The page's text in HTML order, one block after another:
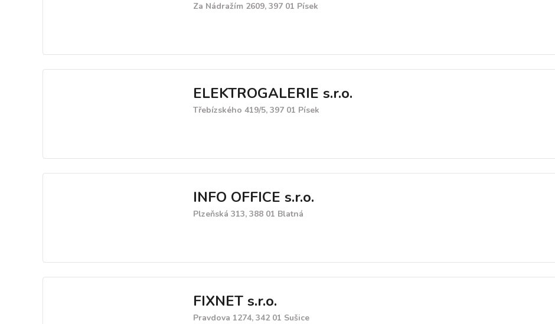
Za Nádražím 2609, 397 01 Písek
ELEKTROGALERIE s.r.o.
Třebízského 419/5, 397 01 Písek
INFO OFFICE s.r.o.
Plzeňská 313, 388 01 Blatná
FIXNET s.r.o.
Pravdova 1274, 342 01 Sušice